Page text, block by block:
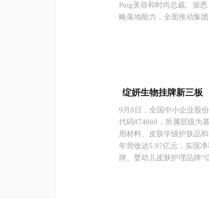
Puig美容和时尚总裁。据
略落地能力，全面推动集
绽妍生物挂牌新三板
9月8日，全国中小企业股
代码874888，所属层级为
用材料、皮肤学级护肤品
年营收达5.97亿元，实现
牌、婴幼儿皮肤护理品牌“